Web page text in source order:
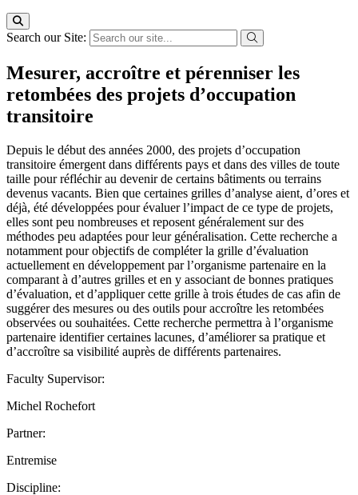
Search our Site:
Mesurer, accroître et pérenniser les
retombées des projets d’occupation
transitoire
Depuis le début des années 2000, des projets d’occupation
transitoire émergent dans différents pays et dans des villes de toute
taille pour réfléchir au devenir de certains bâtiments ou terrains
devenus vacants. Bien que certaines grilles d’analyse aient, d’ores et
déjà, été développées pour évaluer l’impact de ce type de projets,
elles sont peu nombreuses et reposent généralement sur des
méthodes peu adaptées pour leur généralisation. Cette recherche a
notamment pour objectifs de compléter la grille d’évaluation
actuellement en développement par l’organisme partenaire en la
comparant à d’autres grilles et en y associant de bonnes pratiques
d’évaluation, et d’appliquer cette grille à trois études de cas afin de
suggérer des mesures ou des outils pour accroître les retombées
observées ou souhaitées. Cette recherche permettra à l’organisme
partenaire identifier certaines lacunes, d’améliorer sa pratique et
d’accroître sa visibilité auprès de différents partenaires.
Faculty Supervisor:
Michel Rochefort
Partner:
Entremise
Discipline: